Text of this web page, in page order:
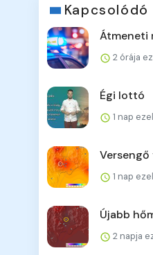
Kapcsolódó
Átmeneti
2 órája
Égi lottó
1 nap
1 nap
Újabb
2 napja